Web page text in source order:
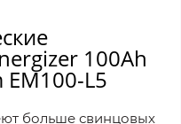
100Ah
L5
больше свинцовых